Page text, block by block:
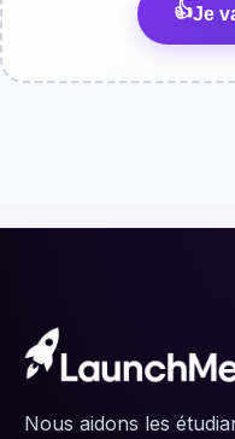
👍Je
Nous aidons les